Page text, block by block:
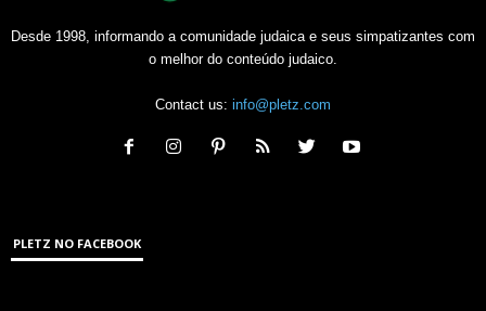
Desde 1998, informando a comunidade judaica e seus simpatizantes com
o melhor do conteúdo judaico.
Contact us: info@pletz.com
PLETZ NO FACEBOOK